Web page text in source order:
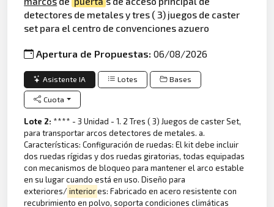
detectores de metales y tres ( 3) juegos de caster
set para el centro de convenciones azuero
Apertura de Propuestas:06/08/2026
Asistente IA Lotes Bases
Cuota
Lote 2: **** - 3 Unidad - 1. 2 Tres ( 3) Juegos de caster Set,
para transportar arcos detectores de metales. a.
Características: Configuración de ruedas: El kit debe incluir
dos ruedas rígidas y dos ruedas giratorias, todas equipadas
con mecanismos de bloqueo para mantener el arco estable
en su lugar cuando está en uso. Diseño para
exteriores/interiores: Fabricado en acero resistente con
recubrimiento en polvo, soporta condiciones climáticas